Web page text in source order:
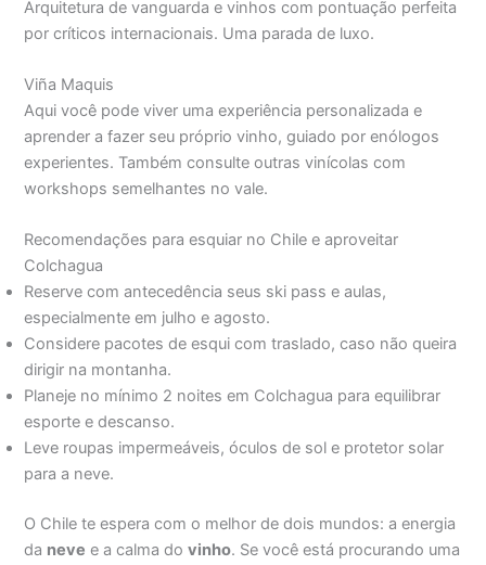
Arquitetura de vanguarda e vinhos com pontuação perfeita
por críticos internacionais. Uma parada de luxo.
Viña Maquis
Aqui você pode viver uma experiência personalizada e
aprender a fazer seu próprio vinho, guiado por enólogos
experientes. Também consulte outras vinícolas com
workshops semelhantes no vale.
Recomendações para esquiar no Chile e aproveitar
Colchagua
Reserve com antecedência seus ski pass e aulas,
especialmente em julho e agosto.
Considere pacotes de esqui com traslado, caso não queira
dirigir na montanha.
Planeje no mínimo 2 noites em Colchagua para equilibrar
esporte e descanso.
Leve roupas impermeáveis, óculos de sol e protetor solar
para a neve.
O Chile te espera com o melhor de dois mundos: a energia
da neve e a calma dovinho. Se você está procurando uma